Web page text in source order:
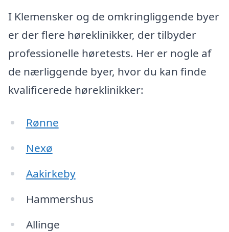
I Klemensker og de omkringliggende byer
er der flere høreklinikker, der tilbyder
professionelle høretests. Her er nogle af
de nærliggende byer, hvor du kan finde
kvalificerede høreklinikker:
Rønne
Nexø
Aakirkeby
Hammershus
Allinge